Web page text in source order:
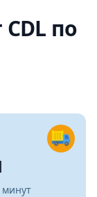
по
минут